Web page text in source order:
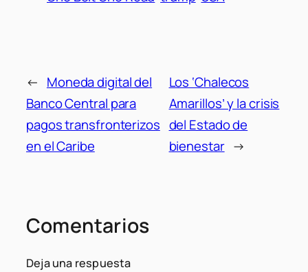
← Moneda digital del
Banco Central para
pagos transfronterizos
en el Caribe
Los ‘Chalecos
Amarillos’ y la crisis
del Estado de
bienestar →
Comentarios
Deja una respuesta